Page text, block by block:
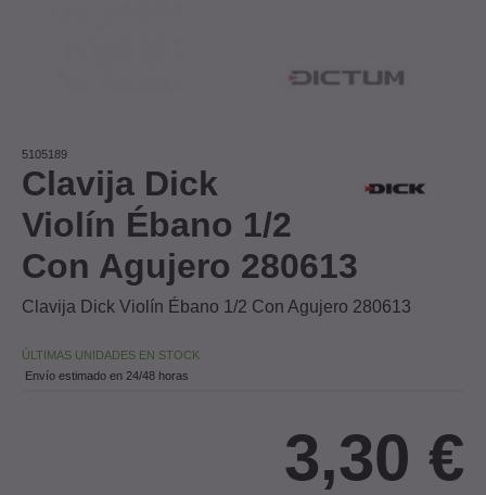
5105189
Clavija Dick
Violín Ébano 1/2
Con Agujero 280613
Clavija Dick Violín Ébano 1/2 Con Agujero 280613
ÚLTIMAS UNIDADES EN STOCK
Envío estimado en 24/48 horas
3,30 €